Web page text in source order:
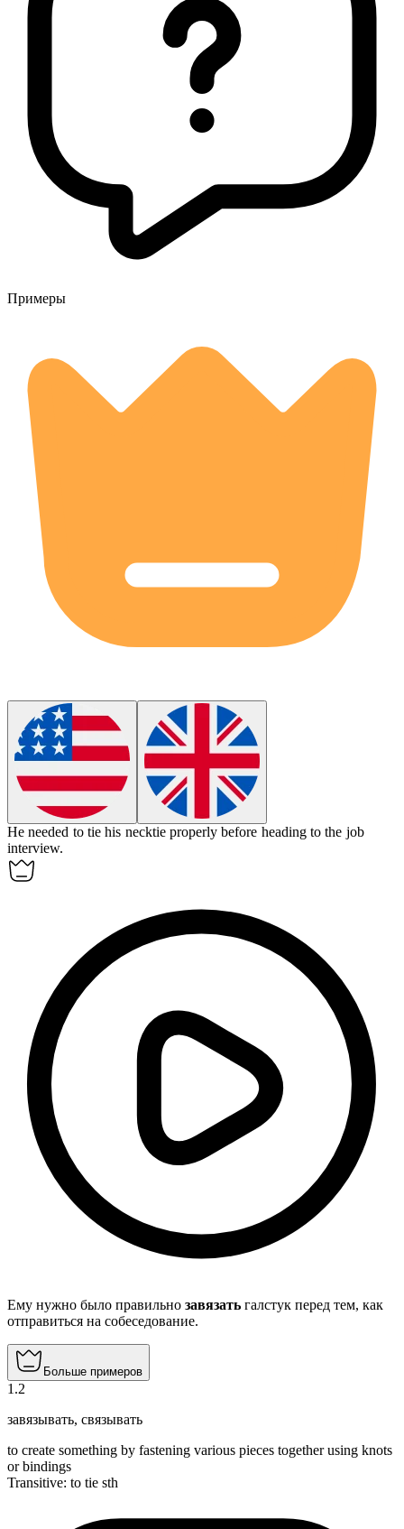
Примеры
He needed to tie his necktie properly before heading to the job
interview.
Ему нужно было правильно завязать галстук перед тем, как
отправиться на собеседование.
Больше примеров
1 .2
завязывать, связывать
to create something by fastening various pieces together using knots
or bindings
Transitive: to tie sth